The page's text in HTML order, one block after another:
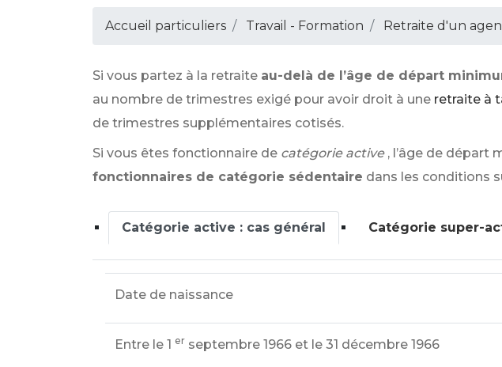
Accueil particuliers Travail - Formation Retraite d'un
Si vous partez à la retraite au-delà de l’âge de départ
au nombre de trimestres exigé pour avoir droit à une retraite à
de trimestres supplémentaires cotisés.
Si vous êtes fonctionnaire de catégorie active , l’âge de départ
fonctionnaires de catégorie sédentaire dans les conditions
Catégorie active : cas général Catégorie super-
Date de naissance
Entre le 1 er septembre 1966 et le 31 décembre 1966